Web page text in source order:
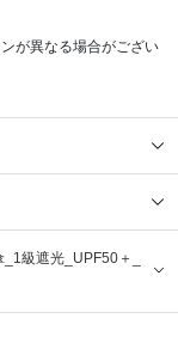
が異なる場合がござい
級遮光_UPF50＋_